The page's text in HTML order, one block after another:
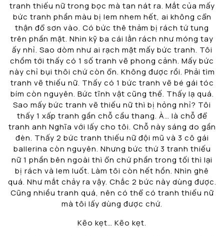
tranh thiếu nữ trong bọc mà tan nát ra. Mắt của mấy
bức tranh phần màu bị lem nhem hết, ai không cẩn
thận đổ sơn vào. Có bức thê thảm bị rách tứ tung
trên phần mặt. Nhìn kỹ ba cái lằn rách như móng tay
ấy nhỉ. Sao dòm như ai rạch mặt mấy bức tranh. Tôi
chồm tới thấy có 1 số tranh vẽ phong cảnh. Mấy bức
này chỉ bụi thôi chứ còn ổn. Không được rồi. Phải tìm
tranh vẽ thiếu nữ. Thấy có 1 bức tranh vẽ bé gái tóc
bím còn nguyên. Bức tĩnh vật cũng thế. Thấy lạ quá.
Sao mấy bức tranh vẽ thiếu nữ thì bị hỏng nhỉ? Tôi
thấy 1 xấp tranh gần chỗ cầu thang. À… là chỗ để
tranh anh Nghĩa với lấy cho tôi. Chỗ này sáng do gần
đèn. Thấy 2 bức tranh thiếu nữ đội mũ và 3 cô gái
ballerina còn nguyên. Nhưng bức thứ 3 tranh thiếu
nữ 1 phần bên ngoài thì ổn chứ phần trong tối thì lại
bị rách và lem luốt. Làm tôi còn hết hồn. Nhìn ghê
quá. Như mắt chảy ra vậy. Chắc 2 bức này dùng được.
Cũng nhiều tranh quá, nên có thể có tranh thiếu nữ
mà tôi lấy dùng được chứ.
Kẽo kẹt… Kẽo kẹt.